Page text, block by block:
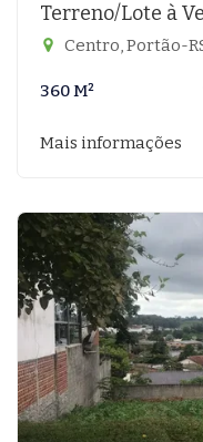
Terreno/Lote à
Centro, Portão-
360 M²
Mais informações